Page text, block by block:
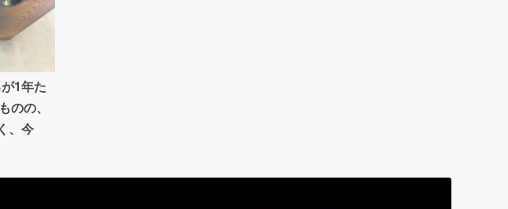
1年た
の、
、今